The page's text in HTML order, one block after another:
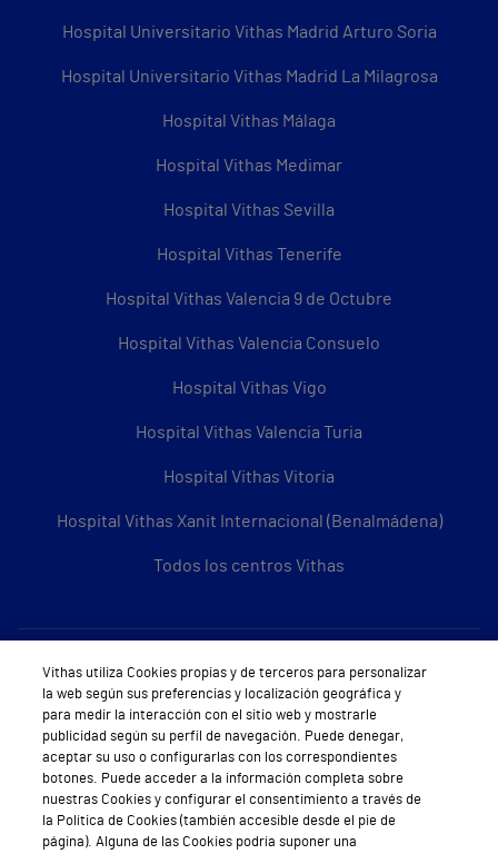
Hospital Universitario Vithas Madrid Arturo Soria
Hospital Universitario Vithas Madrid La Milagrosa
Hospital Vithas Málaga
Hospital Vithas Medimar
Hospital Vithas Sevilla
Hospital Vithas Tenerife
Hospital Vithas Valencia 9 de Octubre
Hospital Vithas Valencia Consuelo
Hospital Vithas Vigo
Hospital Vithas Valencia Turia
Hospital Vithas Vitoria
Hospital Vithas Xanit Internacional (Benalmádena)
Todos los centros Vithas
Sobre Vithas
Quiénes somos
Trabajar en Vithas
Teléfono Cita Médica
Teléfono Atención al Cliente
Vithas utiliza Cookies propias y de terceros para personalizar
la web según sus preferencias y localización geográfica y
para medir la interacción con el sitio web y mostrarle
publicidad según su perfil de navegación. Puede denegar,
aceptar su uso o configurarlas con los correspondientes
botones. Puede acceder a la información completa sobre
nuestras Cookies y configurar el consentimiento a través de
la Política de Cookies (también accesible desde el pie de
página). Alguna de las Cookies podría suponer una